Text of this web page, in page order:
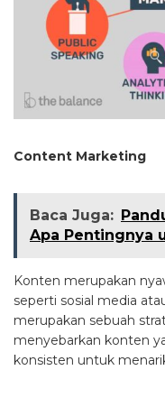
Content Marketing
Baca Juga:
Apa Pentingnya
Konten merupakan
seperti sosial media
merupakan sebuah
menyebarkan konten
konsisten untuk